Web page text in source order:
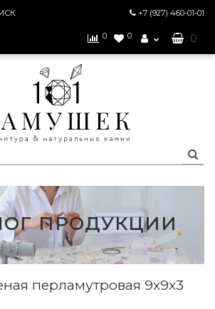
+7 (927) 460-01-01
0 0 : 0
ПРОДУКЦИИ
перламутровая 9x9x3